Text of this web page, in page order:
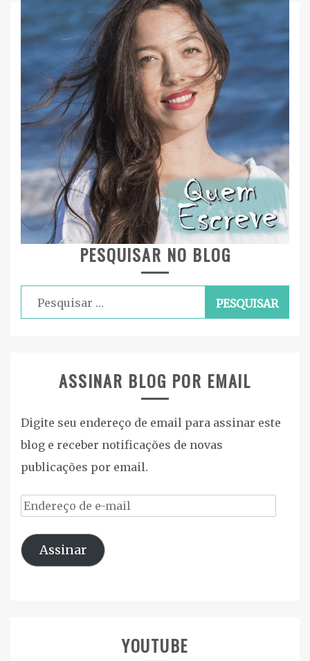
PESQUISAR NO BLOG
Pesquisar
por:
ASSINAR BLOG POR EMAIL
Digite seu endereço de email para assinar este
blog e receber notificações de novas
publicações por email.
Endereço
e-
Assinar
YOUTUBE